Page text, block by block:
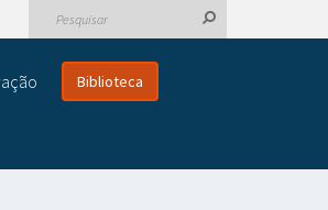
Biblioteca